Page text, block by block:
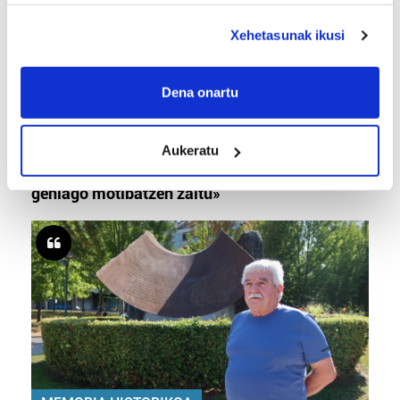
If you allow, we would also like to:
Collect information about your geographical
Identify your device by actively scanning it for
specific characteristics (fingerprinting)
Find out more about how your personal data is processed
and set your preferences in thedetails section.
Guk eta gure bazkideek zure datu pertsonalak
prozesatzen ditugu, zure IP zenbakia, besteak beste,
teknologia erabiliz, cookieak adibidez, iragarki eta eduki
pertsonalizatuak eskaintzeko, iragarkiak eta edukia
neurtzeko, jendeari buruzko informazioa biltzeko eta
produktuak garatzeko. Zure datuak nork eta zertarako
erabiltzen dituen hauta dezakezu.
Xehetasunak ikusi
Dena onartu
Aukeratu
TXIRRINDULARITZA
«Entrenatzen duzun bideetan lehiatzeak
gehiago motibatzen zaitu»